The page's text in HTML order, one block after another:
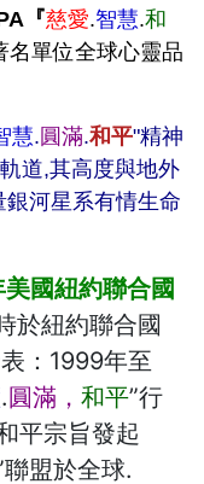
『慈愛.智慧.和
單位全球心靈品
慧.圓滿.和平"精神
道,其高度與地外
河星系有情生命
國紐約聯合國
於紐約聯合國
：1999年至
.圓滿， 和平”行
平宗旨發起
聯盟於全球.